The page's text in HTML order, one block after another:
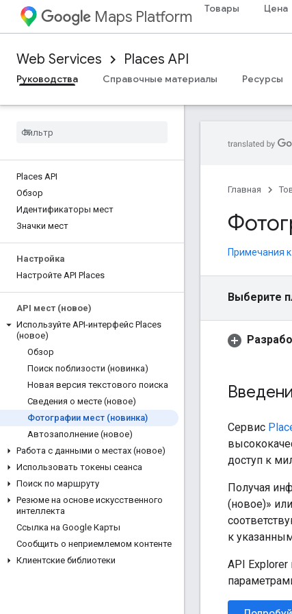
Maps Platform Товары Цена
Web Services Places API
Руководства Справочные материалы Ресурсы
Places API
Обзор
Идентификаторы мест
Значки мест
Настройка
Настройте API Places
API мест (новое)
Используйте API-интерфейс Places
(новое)
Обзор
Поиск поблизости (новинка)
Новая версия текстового поиска
Сведения о месте (новое)
Фотографии мест (новинка)
Автозаполнение (новое)
Работа с данными о местах (новое)
Использовать токены сеанса
Поиск по маршруту
Резюме на основе искусственного
интеллекта
Ссылка на Google Карты
Сообщить о неприемлемом контенте
Клиентские библиотеки
Главная
Примечания
Выберите
Сервис
доступ к
Получая
(новое)»
к
API